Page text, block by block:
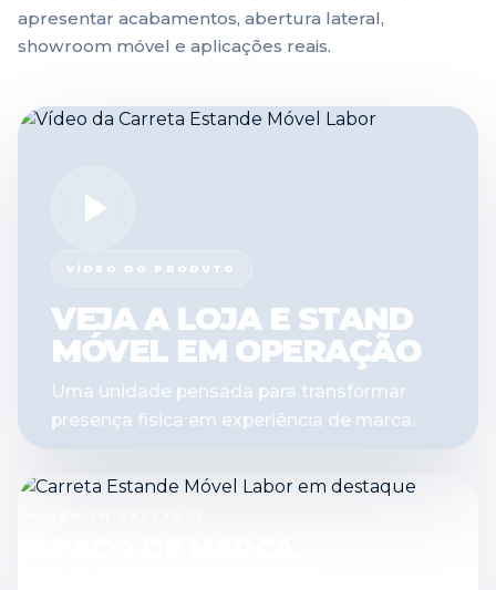
apresentar acabamentos, abertura lateral,
showroom móvel e aplicações reais.
VÍDEO DO PRODUTO
VEJA A LOJA E STAND
MÓVEL EM OPERAÇÃO
Uma unidade pensada para transformar
presença física em experiência de marca.